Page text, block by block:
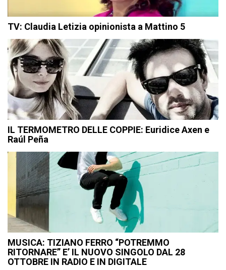
TV: Claudia Letizia opinionista a Mattino 5
IL TERMOMETRO DELLE COPPIE: Euridice Axen e
Raúl Peña
MUSICA: TIZIANO FERRO “POTREMMO
RITORNARE” E’ IL NUOVO SINGOLO DAL 28
OTTOBRE IN RADIO E IN DIGITALE